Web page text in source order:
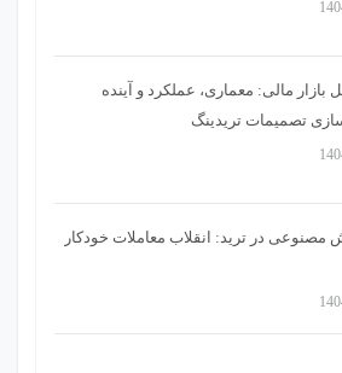
بازار مالی: معماری، عملکرد و آینده
تصمیمات تریدینگ
مصنوعی در ترید: انقلاب معاملات خودکار